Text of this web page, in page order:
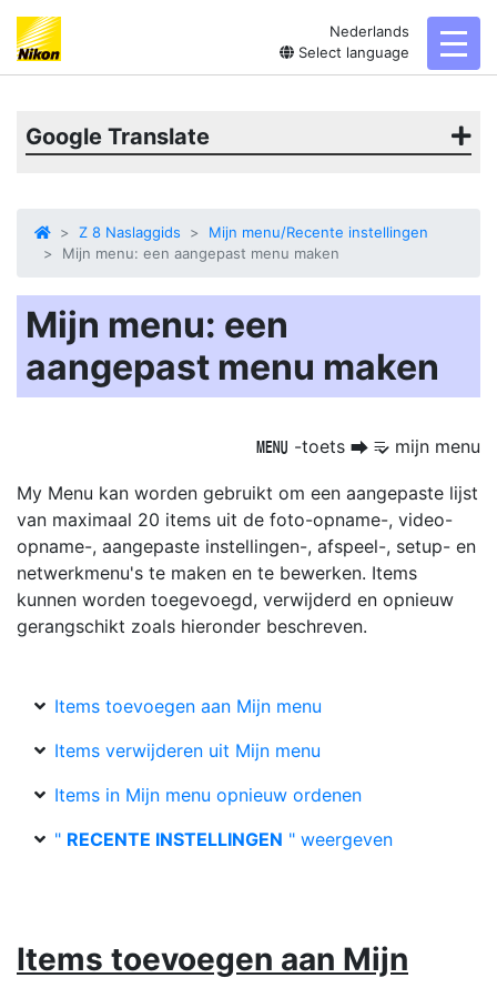
Nederlands
Select language
Google Translate
Z 8 Naslaggids
Mijn menu/Recente instellingen
Mijn menu: een aangepast menu maken
Mijn menu: een
aangepast menu maken
G -toets U O mijn menu
My Menu kan worden gebruikt om een aangepaste lijst
van maximaal 20 items uit de foto-opname-, video-
opname-, aangepaste instellingen-, afspeel-, setup- en
netwerkmenu's te maken en te bewerken. Items
kunnen worden toegevoegd, verwijderd en opnieuw
gerangschikt zoals hieronder beschreven.
Items toevoegen aan Mijn menu
Items verwijderen uit Mijn menu
Items in Mijn menu opnieuw ordenen
" RECENTE INSTELLINGEN " weergeven
Items toevoegen aan Mijn